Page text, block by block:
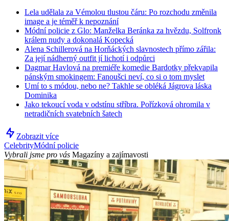
Lela udělala za Vémolou tlustou čáru: Po rozchodu změnila
image a je téměř k nepoznání
Módní policie z Glo: Manželka Beránka za hvězdu, Solfronk
králem nudy a dokonalá Kopecká
Alena Schillerová na Horňáckých slavnostech přímo zářila:
Za její nádherný outfit jí lichotí i odpůrci
Dagmar Havlová na premiéře komedie Bardotky překvapila
pánským smokingem: Fanoušci neví, co si o tom myslet
Umí to s módou, nebo ne? Takhle se obléká Jágrova láska
Dominika
Jako tekoucí voda v odstínu stříbra. Pořízková ohromila v
netradičních svatebních šatech
Zobrazit více
CelebrityMódní policie
Vybrali jsme pro vás Magazíny a zajímavosti